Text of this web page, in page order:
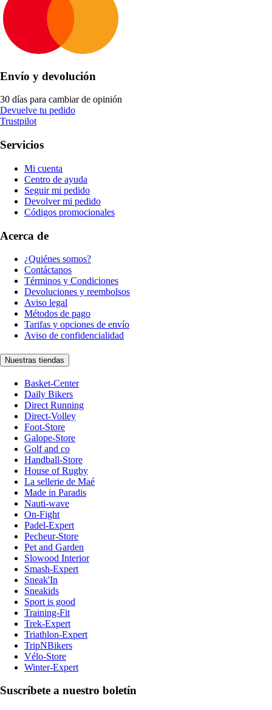
Envío y devolución
30 días para cambiar de opinión
Devuelve tu pedido
Trustpilot
Servicios
Mi cuenta
Centro de ayuda
Seguir mi pedido
Devolver mi pedido
Códigos promocionales
Acerca de
¿Quiénes somos?
Contáctanos
Términos y Condiciones
Devoluciones y reembolsos
Aviso legal
Métodos de pago
Tarifas y opciones de envío
Aviso de confidencialidad
Nuestras tiendas
Basket-Center
Daily Bikers
Direct Running
Direct-Volley
Foot-Store
Galope-Store
Golf and co
Handball-Store
House of Rugby
La sellerie de Maé
Made in Paradis
Nauti-wave
On-Fight
Padel-Expert
Pecheur-Store
Pet and Garden
Slowood Interior
Smash-Expert
Sneak'In
Sneakids
Sport is good
Training-Fit
Trek-Expert
Triathlon-Expert
TripNBikers
Vélo-Store
Winter-Expert
Suscríbete a nuestro boletín